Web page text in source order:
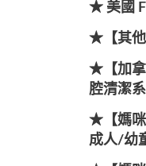
★ 美國
★【其他
★【加拿
腔清潔系
★【媽咪
成人/幼